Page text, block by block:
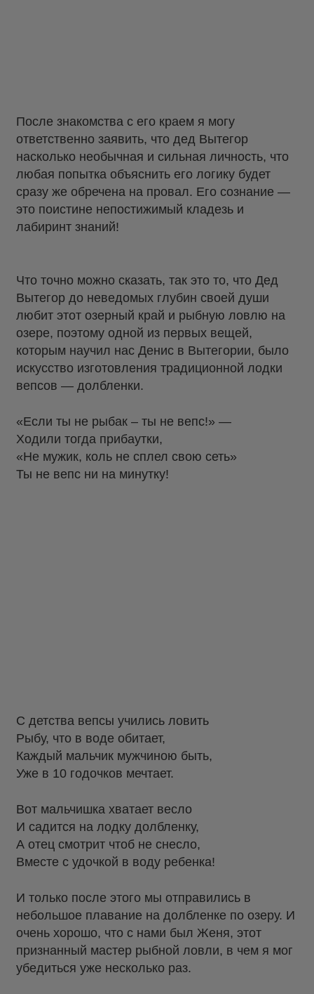
После знакомства с его краем я могу
ответственно заявить, что дед Вытегор
насколько необычная и сильная личность, что
любая попытка объяснить его логику будет
сразу же обречена на провал. Его сознание —
это поистине непостижимый кладезь и
лабиринт знаний!
Что точно можно сказать, так это то, что Дед
Вытегор до неведомых глубин своей души
любит этот озерный край и рыбную ловлю на
озере, поэтому одной из первых вещей,
которым научил нас Денис в Вытегории, было
искусство изготовления традиционной лодки
вепсов — долбленки.
«Если ты не рыбак – ты не вепс!» —
Ходили тогда прибаутки,
«Не мужик, коль не сплел свою сеть»
Ты не вепс ни на минутку!
С детства вепсы учились ловить
Рыбу, что в воде обитает,
Каждый мальчик мужчиною быть,
Уже в 10 годочков мечтает.
Вот мальчишка хватает весло
И садится на лодку долбленку,
А отец смотрит чтоб не снесло,
Вместе с удочкой в воду ребенка!
И только после этого мы отправились в
небольшое плавание на долбленке по озеру. И
очень хорошо, что с нами был Женя, этот
признанный мастер рыбной ловли, в чем я мог
убедиться уже несколько раз.